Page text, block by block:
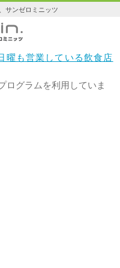
サンゼロミニッツ
曜も営業している飲食店
ログラムを利用していま